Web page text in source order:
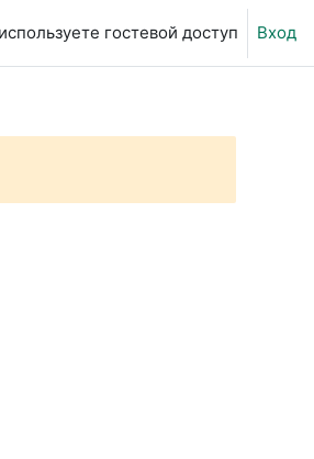
гостевой доступ Вход